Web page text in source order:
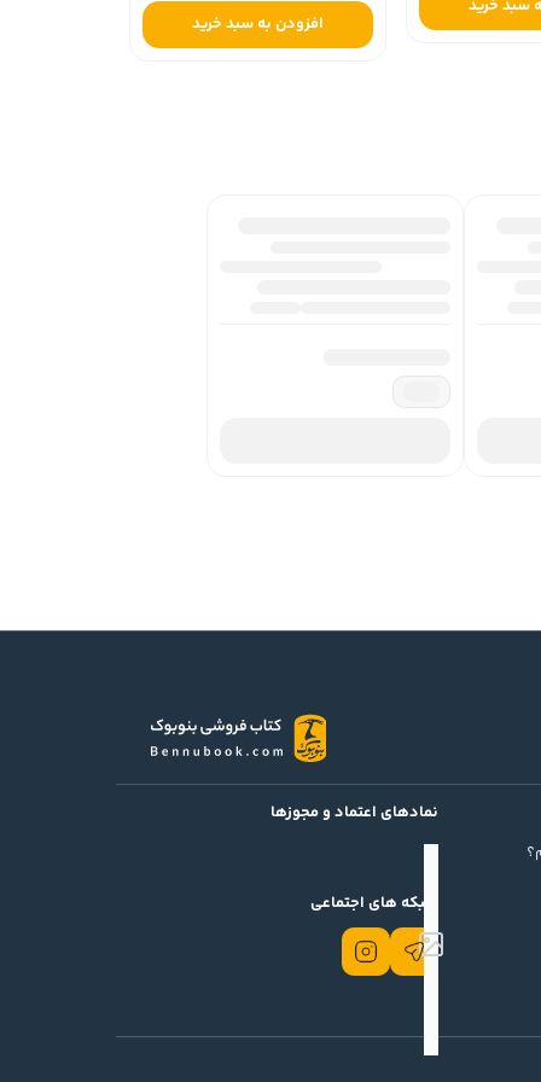
سبد خرید
افزودن به سبد خرید
نمادهای اعتماد و مجوزها
شبکه های اجتماعی